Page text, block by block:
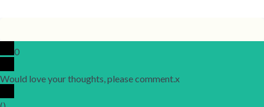
0
Would love your thoughts, please comment.x